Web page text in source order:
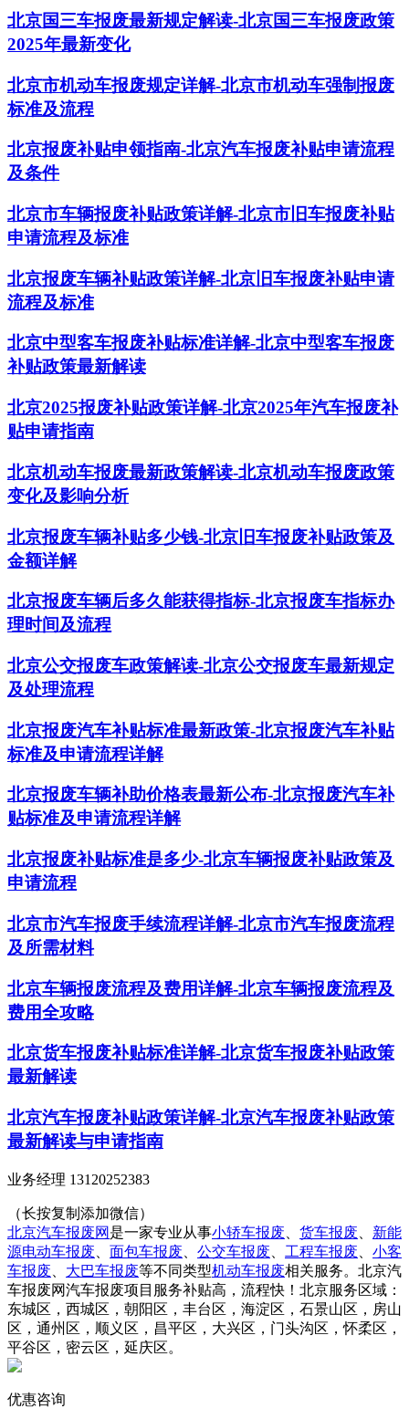
北京国三车报废最新规定解读-北京国三车报废政策
2025年最新变化
北京市机动车报废规定详解-北京市机动车强制报废
标准及流程
北京报废补贴申领指南-北京汽车报废补贴申请流程
及条件
北京市车辆报废补贴政策详解-北京市旧车报废补贴
申请流程及标准
北京报废车辆补贴政策详解-北京旧车报废补贴申请
流程及标准
北京中型客车报废补贴标准详解-北京中型客车报废
补贴政策最新解读
北京2025报废补贴政策详解-北京2025年汽车报废补
贴申请指南
北京机动车报废最新政策解读-北京机动车报废政策
变化及影响分析
北京报废车辆补贴多少钱-北京旧车报废补贴政策及
金额详解
北京报废车辆后多久能获得指标-北京报废车指标办
理时间及流程
北京公交报废车政策解读-北京公交报废车最新规定
及处理流程
北京报废汽车补贴标准最新政策-北京报废汽车补贴
标准及申请流程详解
北京报废车辆补助价格表最新公布-北京报废汽车补
贴标准及申请流程详解
北京报废补贴标准是多少-北京车辆报废补贴政策及
申请流程
北京市汽车报废手续流程详解-北京市汽车报废流程
及所需材料
北京车辆报废流程及费用详解-北京车辆报废流程及
费用全攻略
北京货车报废补贴标准详解-北京货车报废补贴政策
最新解读
北京汽车报废补贴政策详解-北京汽车报废补贴政策
最新解读与申请指南
业务经理 13120252383
（长按复制添加微信）
北京汽车报废网 是一家专业从事小轿车报废 货车报废
新能
源电动车报废
面包车报废 公交车报废 工程车报废
小客
车报废
大巴车报废等不同类型机动车报废相关服务。北京汽
车报废网汽车报废项目服务补贴高，流程快！北京服务区域：
东城区，西城区，朝阳区，丰台区，海淀区，石景山区，房山
区，通州区，顺义区，昌平区，大兴区，门头沟区，怀柔区，
平谷区，密云区，延庆区。
优惠咨询